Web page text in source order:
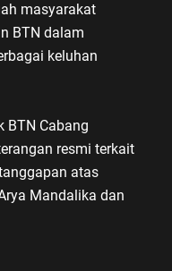
masyarakat
BTN dalam
keluhan
BTN Cabang
resmi terkait
atas
Mandalika dan